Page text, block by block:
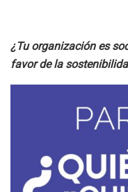
¿Tu organización es
favor de la